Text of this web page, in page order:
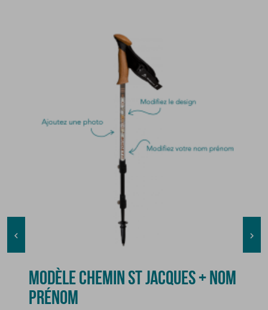

MODÈLE CHEMIN ST JACQUES + NOM
PRÉNOM
